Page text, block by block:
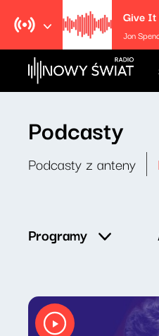
Give It
Jon
Podcasty
Podcasty z anteny
Programy